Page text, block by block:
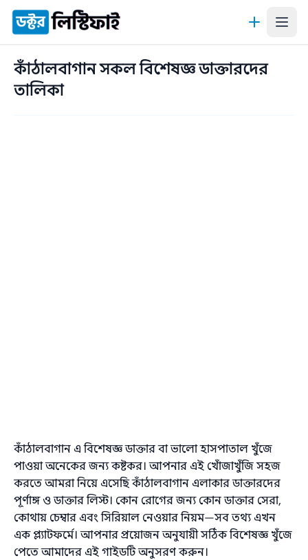
কন্টেন্টে যান
কাঁঠালবাগান সকল বিশেষজ্ঞ ডাক্তারদের
তালিকা
কাঁঠালবাগান এ বিশেষজ্ঞ ডাক্তার বা ভালো হাসপাতাল খুঁজে
পাওয়া অনেকের জন্য কষ্টকর। আপনার এই খোঁজাখুঁজি সহজ
করতে আমরা নিয়ে এসেছি কাঁঠালবাগান এলাকার ডাক্তারদের
পূর্ণাঙ্গ ও ডাক্তার লিস্ট। কোন রোগের জন্য কোন ডাক্তার সেরা,
কোথায় চেম্বার এবং সিরিয়াল নেওয়ার নিয়ম—সব তথ্য এখন
এক প্ল্যাটফর্মে। আপনার প্রয়োজন অনুযায়ী সঠিক বিশেষজ্ঞ খুঁজে
পেতে আমাদের এই গাইডটি অনুসরণ করুন।